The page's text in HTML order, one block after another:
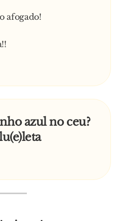
afogado!
azul no ceu?